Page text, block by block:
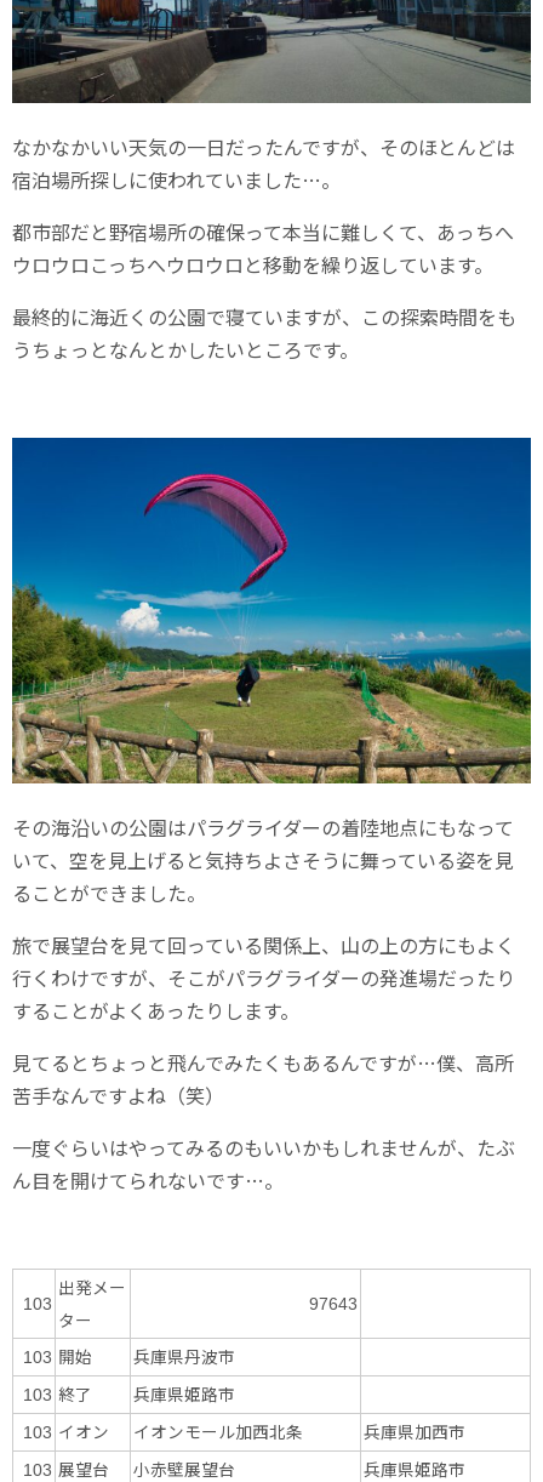
なかなかいい天気の一日だったんですが、そのほとんどは
宿泊場所探しに使われていました…。
都市部だと野宿場所の確保って本当に難しくて、あっちへ
ウロウロこっちへウロウロと移動を繰り返しています。
最終的に海近くの公園で寝ていますが、この探索時間をも
うちょっとなんとかしたいところです。
その海沿いの公園はパラグライダーの着陸地点にもなって
いて、空を見上げると気持ちよさそうに舞っている姿を見
ることができました。
旅で展望台を見て回っている関係上、山の上の方にもよく
行くわけですが、そこがパラグライダーの発進場だったり
することがよくあったりします。
見てるとちょっと飛んでみたくもあるんですが…僕、高所
苦手なんですよね（笑）
一度ぐらいはやってみるのもいいかもしれませんが、たぶ
ん目を開けてられないです…。
103
出発メー
ター
97643
103 開始 兵庫県丹波市
103 終了 兵庫県姫路市
103 イオン イオンモール加西北条 兵庫県加西市
103 展望台 小赤壁展望台 兵庫県姫路市